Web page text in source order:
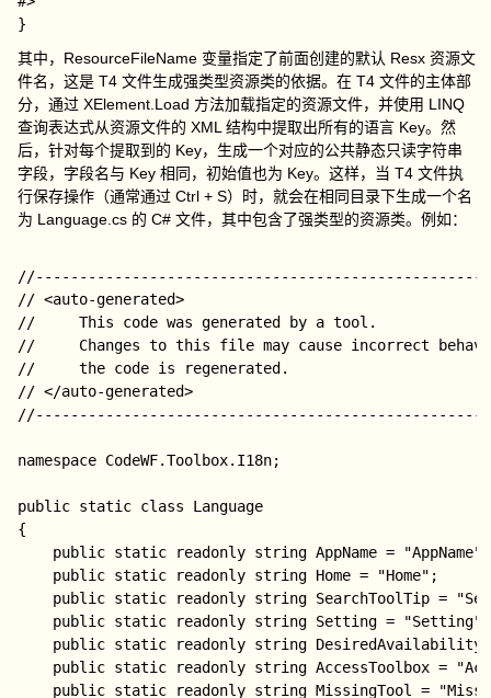
其中， ResourceFileName 变量指定了前面创建的默认 Resx 资源文
件名，这是 T4 文件生成强类型资源类的依据。在 T4 文件的主体部
分，通过XElement.Load 方法加载指定的资源文件，并使用 LINQ
查询表达式从资源文件的 XML 结构中提取出所有的语言 Key。然
后，针对每个提取到的 Key，生成一个对应的公共静态只读字符串
字段，字段名与 Key 相同，初始值也为 Key。这样，当 T4 文件执
行保存操作（通常通过Ctrl + S）时，就会在相同目录下生成一个名
为 Language.cs 的 C# 文件，其中包含了强类型的资源类。例如：
// <auto-generated>
//     This code was generated by a tool.
//     Changes to this file may cause incorrect
//     the code is regenerated.
// </auto-generated>
namespace CodeWF.Toolbox.I18n;
public static class Language
{